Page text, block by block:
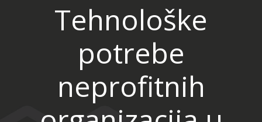
Tehnološke
potrebe
neprofitnih